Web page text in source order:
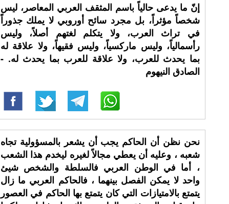
إنّ ما يدعى حالياً باسم المثقف العربي المعاصر، ليس
شخصاً مؤثراً، بل مجرد سائح أوروبي لا يملك جذوراً
في تراث العرب، ولا يتكلم لغتهم أصلاً، وليس
رأسمالياً، وليس ماركسياً، وليس فقيهاً، ولا علاقة له
بما يحدث للعرب، ولا علاقة للعرب بما يحدث له. -
الصادق النيهوم
نحن نظن أن الحاكم يجب أن يشعر بالمسؤولية تجاه
شعبه ، وعليه أن يعطي مجالاً لغيره ليخدم هذا الشعب
، أما في الوطن العربي فالسلطة والشخص شيئ
واحد لا يمكن الفصل بينهما ، فالحاكم العربي ما زال
يتمتع بالامتيازات التي كان يتمتع بها الحاكم في العصور